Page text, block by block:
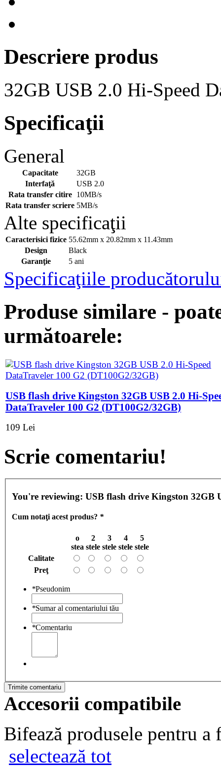
Descriere produs
32GB USB 2.0 Hi-Speed
Specificaţii
General
Capacitate
32GB
Interfaţă
USB 2.0
Rata transfer citire
10MB/s
Rata transfer scriere 5MB/s
Alte specificaţii
Caracterisici fizice 55.62mm x 20.82mm x 11.43mm
Design
Black
Garanţie
5 ani
Specificaţiile
Produse similare -
următoarele:
USB flash drive Kingston 32GB USB 2.0 Hi-
DataTraveler 100 G2 (DT100G2/32GB)
109 Lei
Scrie comentariu!
You're reviewing: USB flash drive Kingston 32GB
Cum notaţi acest produs? *
o
stea
2
stele
3
stele
4
stele
5
stele
Calitate
Preţ
*Pseudonim
*Sumar al comentariului tău
*Comentariu
Trimite comentariu
Accesorii compatibile
Bifează produsele pentru a
selectează tot